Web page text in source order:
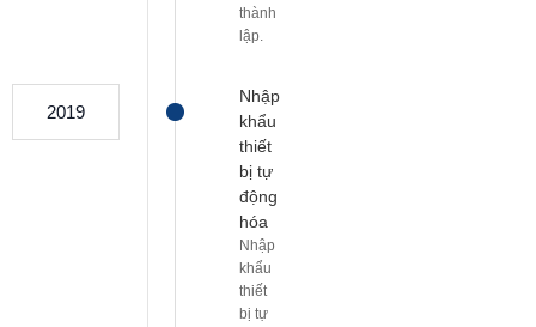
thành
lập.
2019
Nhập
khẩu
thiết
bị tự
động
hóa
Nhập
khẩu
thiết
bị tự